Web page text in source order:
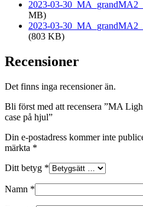
2023-03-
MB)
2023-03-
(803 KB)
Recensioner
Det finns inga recensioner än.
Bli först med att recensera ”MA
case på hjul”
Din e-postadress kommer inte
märkta *
Ditt betyg *
Namn *